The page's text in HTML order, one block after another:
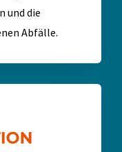
und die
Abfälle.